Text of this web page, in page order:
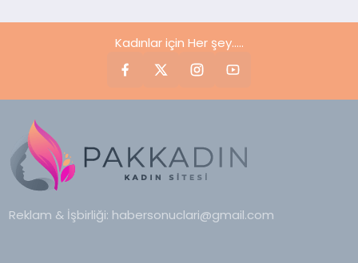
Kadınlar için Her şey.....
Reklam & İşbirliği: habersonuclari@gmail.com